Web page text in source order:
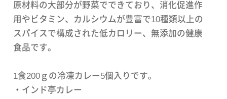
原材料の大部分が野菜でできており、消化促進作
用やビタミン、カルシウムが豊富で10種類以上の
スパイスで構成された低カロリー、無添加の健康
食品です。
1食200ｇの冷凍カレー5個入りです。
・インド亭カレー